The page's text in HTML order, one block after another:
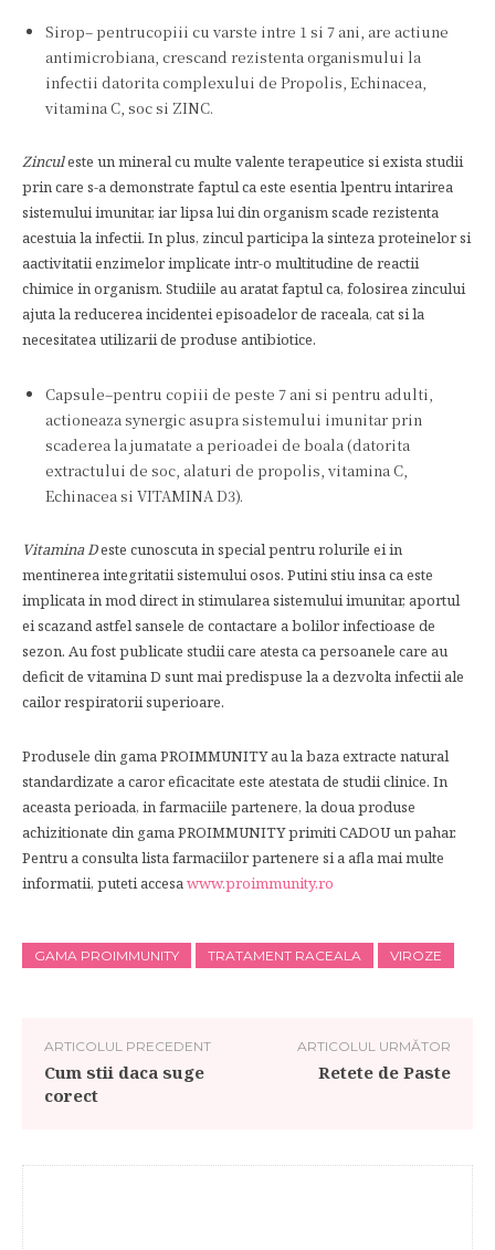
Sirop– pentrucopiii cu varste intre 1 si 7 ani, are actiune
antimicrobiana, crescand rezistenta organismului la
infectii datorita complexului de Propolis, Echinacea,
vitamina C, soc si ZINC.
Zinculeste un mineral cu multe valente terapeutice si exista studii
prin care s-a demonstrate faptul ca este esentia lpentru intarirea
sistemului imunitar, iar lipsa lui din organism scade rezistenta
acestuia la infectii. In plus, zincul participa la sinteza proteinelor si
aactivitatii enzimelor implicate intr-o multitudine de reactii
chimice in organism. Studiile au aratat faptul ca, folosirea zincului
ajuta la reducerea incidentei episoadelor de raceala, cat si la
necesitatea utilizarii de produse antibiotice.
Capsule–pentru copiii de peste 7 ani si pentru adulti,
actioneaza synergic asupra sistemului imunitar prin
scaderea la jumatate a perioadei de boala (datorita
extractului de soc, alaturi de propolis, vitamina C,
Echinacea si VITAMINA D3).
Vitamina Deste cunoscuta in special pentru rolurile ei in
mentinerea integritatii sistemului osos. Putini stiu insa ca este
implicata in mod direct in stimularea sistemului imunitar, aportul
ei scazand astfel sansele de contactare a bolilor infectioase de
sezon. Au fost publicate studii care atesta ca persoanele care au
deficit de vitamina D sunt mai predispuse la a dezvolta infectii ale
cailor respiratorii superioare.
Produsele din gama PROIMMUNITY au la baza extracte natural
standardizate a caror eficacitate este atestata de studii clinice. In
aceasta perioada, in farmaciile partenere, la doua produse
achizitionate din gama PROIMMUNITY primiti CADOU un pahar.
Pentru a consulta lista farmaciilor partenere si a afla mai multe
informatii, puteti accesawww.proimmunity.ro
GAMA PROIMMUNITY TRATAMENT RACEALA VIROZE
ARTICOLUL PRECEDENT
Cum stii daca suge
corect
ARTICOLUL URMĂTOR
Retete de Paste